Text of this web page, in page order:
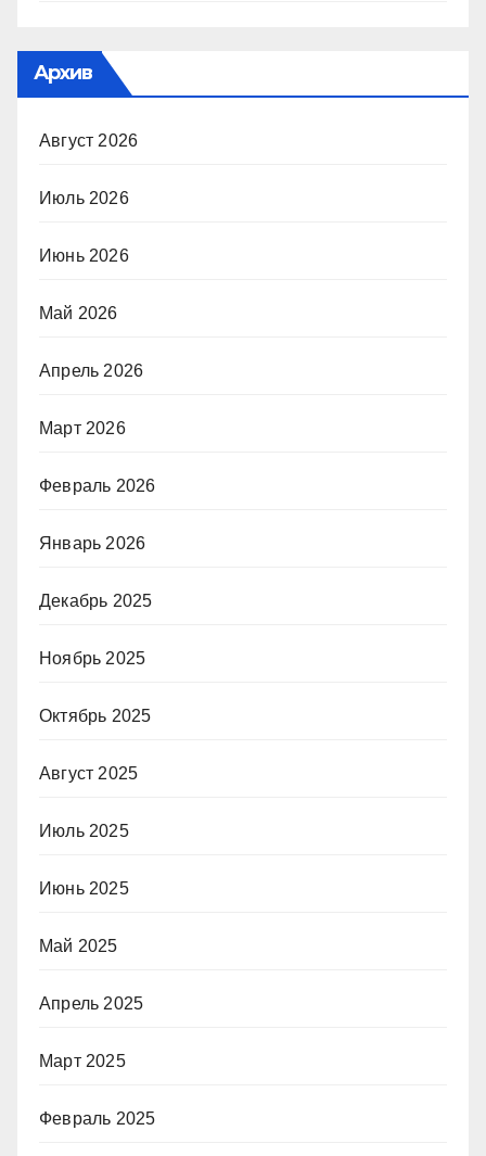
Архив
Август 2026
Июль 2026
Июнь 2026
Май 2026
Апрель 2026
Март 2026
Февраль 2026
Январь 2026
Декабрь 2025
Ноябрь 2025
Октябрь 2025
Август 2025
Июль 2025
Июнь 2025
Май 2025
Апрель 2025
Март 2025
Февраль 2025